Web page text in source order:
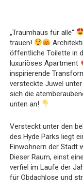
„Traumhaus für alle“
trauen!
öffentliche Toilette in
luxuriöses Apartment
inspirierende
versteckte Juwel
sich die
unten an!
Versteckt unter den
des Hyde Parks liegt
Einwohnern der Stadt
Dieser Raum, einst
verfiel im Laufe der
für Obdachlose und